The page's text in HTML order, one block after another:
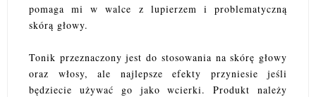
pomaga mi w walce z lupierzem i problematyczną
skórą głowy.
Tonik przeznaczony jest do stosowania na skórę głowy
oraz włosy, ale najlepsze efekty przyniesie jeśli
będziecie używać go jako wcierki. Produkt należy